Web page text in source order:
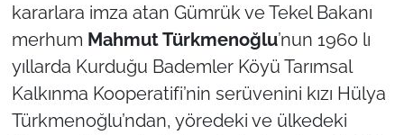
kararlara imza atan Gümrük ve Tekel Bakanı
merhum Mahmut Türkmenoğlu’nun 1960 lı
yıllarda Kurduğu Bademler Köyü Tarımsal
Kalkınma Kooperatifi’nin serüvenini kızı Hülya
Türkmenoğlu’ndan, yöredeki ve ülkedeki
Güvenlik
Genel
Politika